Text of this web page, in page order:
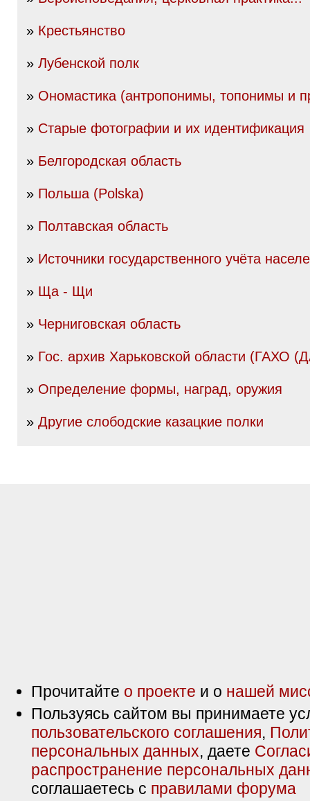
» Крестьянство
» Лубенской полк
» Ономастика (антропонимы, топонимы и
» Старые фотографии и их идентификация
» Белгородская область
» Польша (Polska)
» Полтавская область
» Источники государственного учёта
» Ща - Щи
» Черниговская область
» Гос. архив Харьковской области (ГАХО
» Определение формы, наград, оружия
» Другие слободские казацкие полки
Прочитайте о проекте и о нашей
Пользуясь сайтом вы принимаете
пользовательского соглашения,
персональных данных, даете
распространение персональных
соглашаетесь с правилами форума